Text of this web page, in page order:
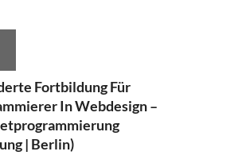
Fortbildung Für
In Webdesign –
| Berlin)